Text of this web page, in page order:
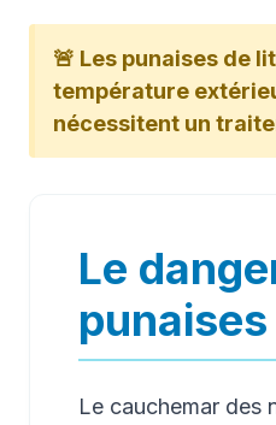
🚨 Les punaises de
température
nécessitent un
Le
Le cauchemar des